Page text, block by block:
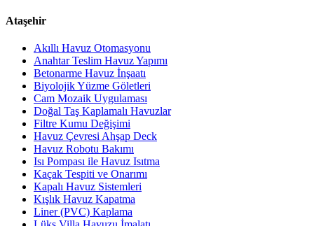
Ataşehir
Akıllı Havuz Otomasyonu
Anahtar Teslim Havuz Yapımı
Betonarme Havuz İnşaatı
Biyolojik Yüzme Göletleri
Cam Mozaik Uygulaması
Doğal Taş Kaplamalı Havuzlar
Filtre Kumu Değişimi
Havuz Çevresi Ahşap Deck
Havuz Robotu Bakımı
Isı Pompası ile Havuz Isıtma
Kaçak Tespiti ve Onarımı
Kapalı Havuz Sistemleri
Kışlık Havuz Kapatma
Liner (PVC) Kaplama